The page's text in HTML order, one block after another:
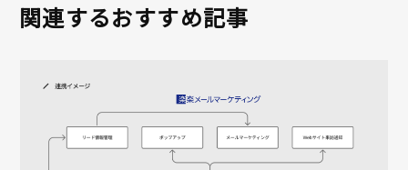
関連するおすすめ記事